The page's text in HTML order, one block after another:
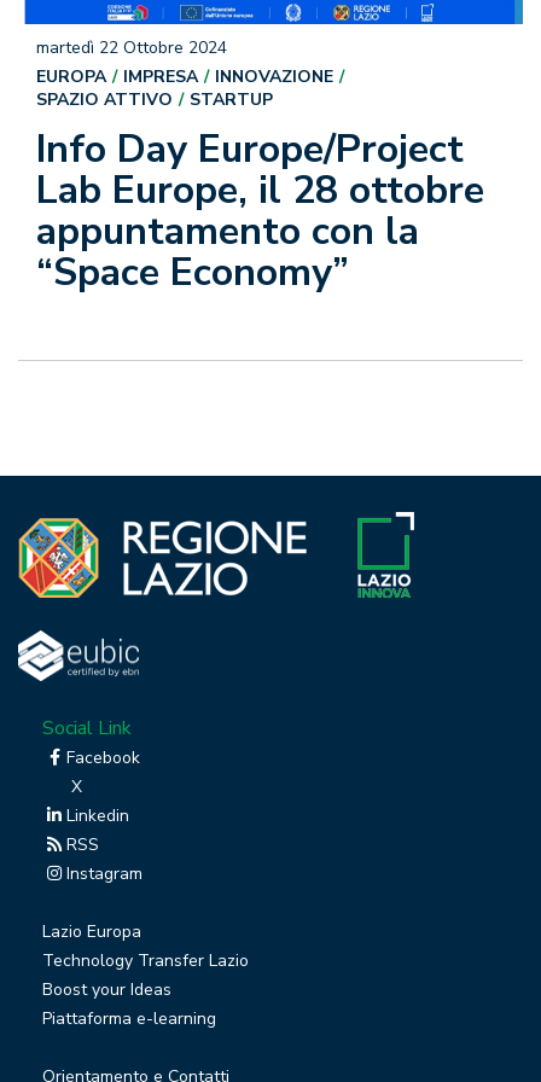
Info Day Europe/Project
Lab Europe, il 28 ottobre
appuntamento con la
“Space Economy”
martedì 22 Ottobre 2024
EUROPA
IMPRESA
INNOVAZIONE
SPAZIO ATTIVO
STARTUP
Social Link
Facebook
X
Linkedin
RSS
Instagram
Lazio Europa
Technology Transfer Lazio
Boost your Ideas
Piattaforma e-learning
Orientamento e Contatti